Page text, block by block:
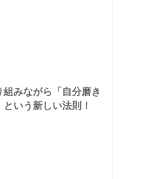
組みながら「自分磨き
という新しい法則！